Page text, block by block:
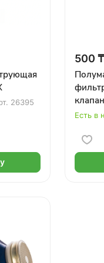
26395
500 ₸
Есть в